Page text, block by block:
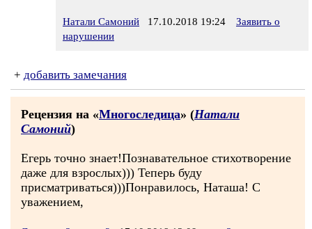
Натали Самоний 17.10.2018 19:24
Заявить о
нарушении
+ добавить замечания
Рецензия на «Многоследица» (Натали
Самоний)
Егерь точно знает!Познавательное стихотворение
даже для взрослых))) Теперь буду
присматриваться)))Понравилось, Наташа! С
уважением,